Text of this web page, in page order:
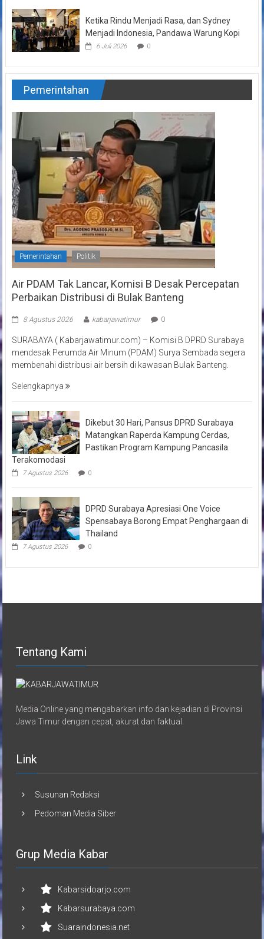
Ketika Rindu Menjadi Rasa, dan Sydney
Menjadi Indonesia, Pandawa Warung Kopi
6 Juli 2026 0
Pemerintahan
Pemerintahan Politik
Air PDAM Tak Lancar, Komisi B Desak Percepatan
Perbaikan Distribusi di Bulak Banteng
8 Agustus 2026 kabarjawatimur 0
SURABAYA ( Kabarjawatimur.com) – Komisi B DPRD Surabaya
mendesak Perumda Air Minum (PDAM) Surya Sembada segera
membenahi distribusi air bersih di kawasan Bulak Banteng.
Selengkapnya
Dikebut 30 Hari, Pansus DPRD Surabaya
Matangkan Raperda Kampung Cerdas,
Pastikan Program Kampung Pancasila
Terakomodasi
7 Agustus 2026 0
DPRD Surabaya Apresiasi One Voice
Spensabaya Borong Empat Penghargaan di
Thailand
7 Agustus 2026 0
Tentang Kami
Media Online yang mengabarkan info dan kejadian di Provinsi
Jawa Timur dengan cepat, akurat dan faktual.
Link
Susunan Redaksi
Pedoman Media Siber
Grup Media Kabar
Kabarsidoarjo.com
Kabarsurabaya.com
Suaraindonesia.net